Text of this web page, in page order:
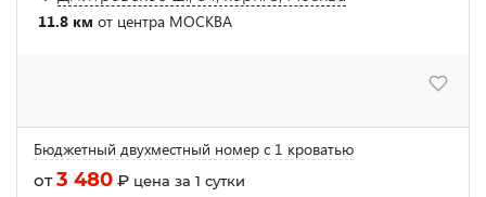
11.8 км от центра МОСКВА
Бюджетный двухместный номер с 1 кроватью
от3 480 ₽ цена за 1 сутки